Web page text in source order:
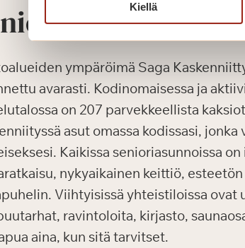
Kiellä
ympäröimä Saga
avarasti. Kodinomaisessa ja
on 207 parvekkeellista
asut omassa kodissasi, jonka
Kaikissa senioriasunnoissa on
nykyaikainen keittiö,
Viihtyisissä yhteistiloissa ovat
ravintoloita, kirjasto,
aina, kun sitä tarvitset.